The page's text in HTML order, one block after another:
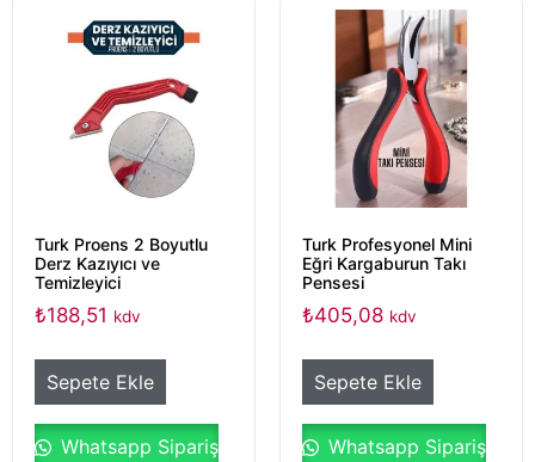
Turk Proens 2 Boyutlu
Derz Kazıyıcı ve
Temizleyici
₺188,51 kdv
Sepete Ekle
Whatsapp Sipariş
Turk Profesyonel Mini
Eğri Kargaburun Takı
Pensesi
₺405,08 kdv
Sepete Ekle
Whatsapp Sipariş